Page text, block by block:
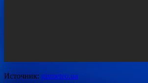
Источник: gismeteo.ua